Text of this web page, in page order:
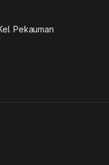
Pekauman